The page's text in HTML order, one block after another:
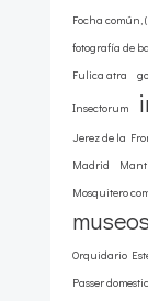
Focha común,
fotografía de
Fulica atra
Insectorum
Jerez de la
Madrid
Mosquitero
museos
Orquidario
Passer